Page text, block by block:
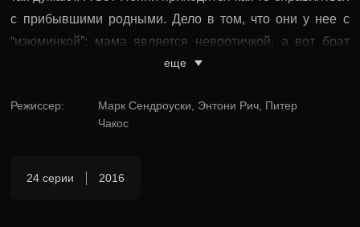
с прибывшими родными. Дело в том, что они у нее с
“изюминкой”: мама является невротичкой, а вот брат
зарабатывает себе на жизнь продажей наркотических
Говард и Бернадетт готовятся стать родителями.
благодаря Пенни о том, что подруга в положении,
еще
Режиссер:
Марк Сендроуски, Энтони Рич, Питер
Чакос
24 серии 2016